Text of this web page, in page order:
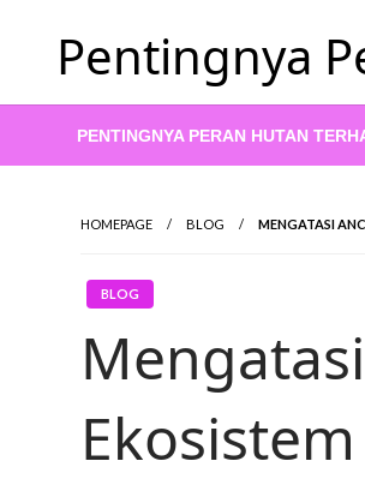
contentPentingnya
PENTINGNYA PERAN HUTAN
HOMEPAGE BLOG MENGATASI
BLOG